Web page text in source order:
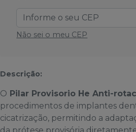
Não sei o meu CEP
Descrição:
O Pilar Provisorio He Anti-
procedimentos de implantes
cicatrização, permitindo a